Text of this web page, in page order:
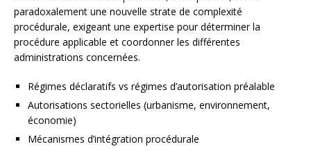
paradoxalement une nouvelle strate de complexité
procédurale, exigeant une expertise pour déterminer la
procédure applicable et coordonner les différentes
administrations concernées.
Régimes déclaratifs vs régimes d’autorisation préalable
Autorisations sectorielles (urbanisme, environnement,
économie)
Mécanismes d’intégration procédurale